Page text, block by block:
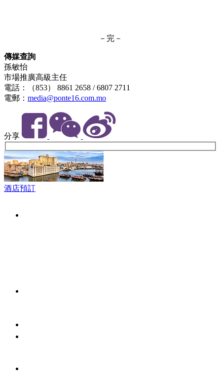
－完－
傳媒查詢
孫敏怡
市場推廣高級主任
電話：（853） 8861 2658 / 6807 2711
電郵： media@ponte16.com.mo
分享
酒店預訂